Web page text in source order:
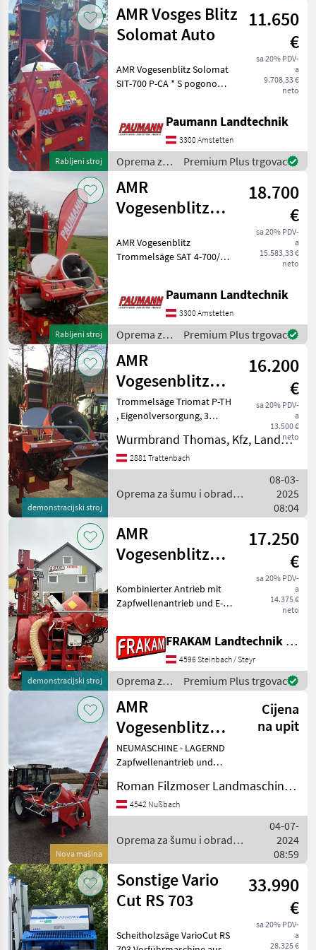
obradu
drveta /
AMR
Rabljeni stroj
AMR Vosges Blitz
Solomat Auto
11.650
€
sa 20% PDV-
a
9.708,33 €
neto
AMR Vogesenblitz Solomat
SIT-700 P-CA * S pogonom
trakom * Automatska
klackalica * Duljina rezanja
200-520 mm, podeša
Paumann Landtechnik
3300 Amstetten
Oprema za
šumu i
obradu
drveta /
AMR
Premium Plus trgovac
Rabljeni stroj
AMR
Vogesenblitz
Trommelsäge
VOLLAUSSTATTUNG
18.700
€
sa 20% PDV-
a
15.583,33 €
neto
AMR Vogesenblitz
Trommelsäge SAT 4-700/52
Antrieb und E-Motor
Antrieb 9, 2 kW * MIT
schwenkbarem Förderband
* Schnit
Paumann Landtechnik
3300 Amstetten
Oprema za
šumu i
obradu
drveta /
AMR
Vogesenblitz
Premium Plus trgovac
demonstracijski stroj
AMR
Vogesenblitz
Trogst P-TH
16.200
€
sa 20% PDV-
a
13.500 €
neto
Trommelsäge Triomat P-TH
, Eigenölversorgung, 3
5m. Vorführmaschine mit
Garantie. Oprema za šumu i
obradu drveta Bubnjaste
Wurmbrand Thomas, Kfz, Landmaschinen, Reparatur
2881 Trattenbach
Oprema za šumu i obradu
08-03-
2025
08:04
demonstracijski stroj
AMR
Vogesenblitz
Trommelsäge
17.250
€
sa 20% PDV-
a
14.375 €
neto
Kombinierter Antrieb mit
Zapfwellenantrieb und E-
Kanälen ermöglicht Ihnen
ein überaus schnelles
Sägen bei enorm hoher Lei
FRAKAM Landtechnik GmbH
4596 Steinbach / Steyr
Oprema za
šumu i
obradu
drveta /
AMR
Vogesenblitz
Premium Plus trgovac
Nova mašina
AMR
Vogesenblitz
Trommelsäge
Quatromat SAT
4-700/52 PE-THO
Cijena
na upit
NEUMASCHINE - LAGERND
Zapfwellenantrieb und
Kanäle in der Trommel
Trommel- und
Förderbandgeschwindigkeit
teiliges
Roman Filzmoser Landmaschinen und Kfz-Technik
4542 Nußbach
Oprema za šumu i obradu
04-07-
2024
08:59
Sonstige Vario
Cut RS 703
33.990
€
sa 20% PDV-
a
28.325 €
Scheitholzsäge VarioCut RS